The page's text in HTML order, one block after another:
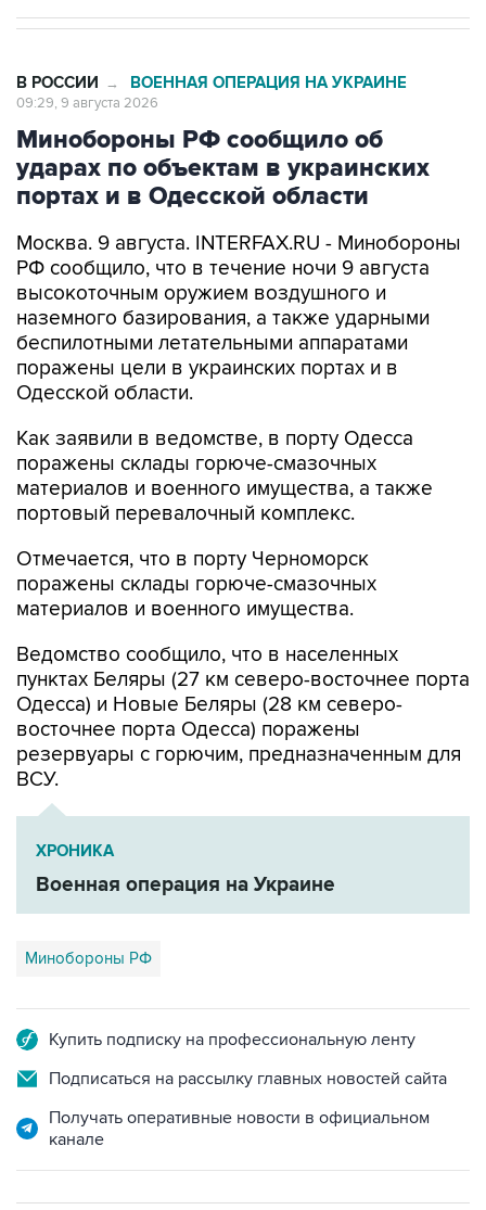
В РОССИИ → ВОЕННАЯ ОПЕРАЦИЯ НА УКРАИНЕ
09:29, 9 августа 2026
Минобороны РФ сообщило об
ударах по объектам в украинских
портах и в Одесской области
Москва. 9 августа. INTERFAX.RU - Минобороны
РФ сообщило, что в течение ночи 9 августа
высокоточным оружием воздушного и
наземного базирования, а также ударными
беспилотными летательными аппаратами
поражены цели в украинских портах и в
Одесской области.
Как заявили в ведомстве, в порту Одесса
поражены склады горюче-смазочных
материалов и военного имущества, а также
портовый перевалочный комплекс.
Отмечается, что в порту Черноморск
поражены склады горюче-смазочных
материалов и военного имущества.
Ведомство сообщило, что в населенных
пунктах Беляры (27 км северо-восточнее порта
Одесса) и Новые Беляры (28 км северо-
восточнее порта Одесса) поражены
резервуары с горючим, предназначенным для
ВСУ.
ХРОНИКА
Военная операция на Украине
Минобороны РФ
Купить подписку на профессиональную ленту
Подписаться на рассылку главных новостей сайта
Получать оперативные новости в официальном
канале